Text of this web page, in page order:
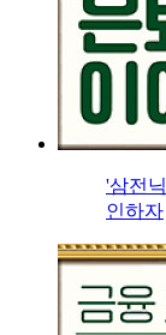
'삼전
인하자